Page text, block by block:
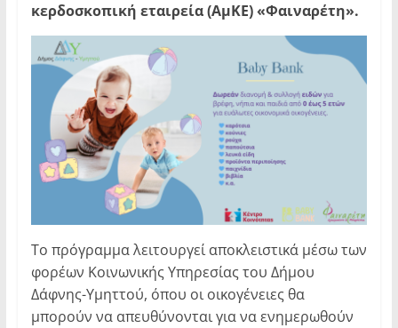
κερδοσκοπική εταιρεία (ΑμΚΕ) «Φαιναρέτη».
Το πρόγραμμα λειτουργεί αποκλειστικά μέσω των
φορέων Κοινωνικής Υπηρεσίας του Δήμου
Δάφνης-Υμηττού, όπου οι οικογένειες θα
μπορούν να απευθύνονται για να ενημερωθούν